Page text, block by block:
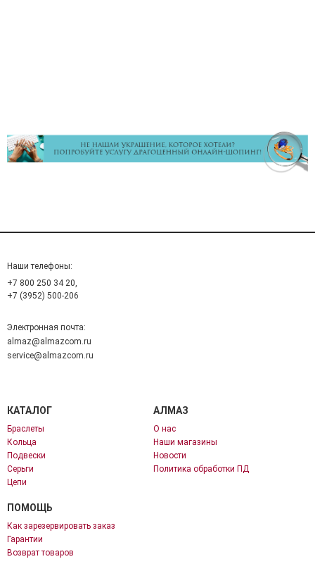
Наши телефоны:
+7 800 250 34 20,
+7 (3952) 500-206
Электронная почта:
almaz@almazcom.ru
service@almazcom.ru
КАТАЛОГ
Браслеты
Кольца
Подвески
Серьги
Цепи
АЛМАЗ
О нас
Наши магазины
Новости
Политика обработки ПД
ПОМОЩЬ
Как зарезервировать заказ
Гарантии
Возврат товаров